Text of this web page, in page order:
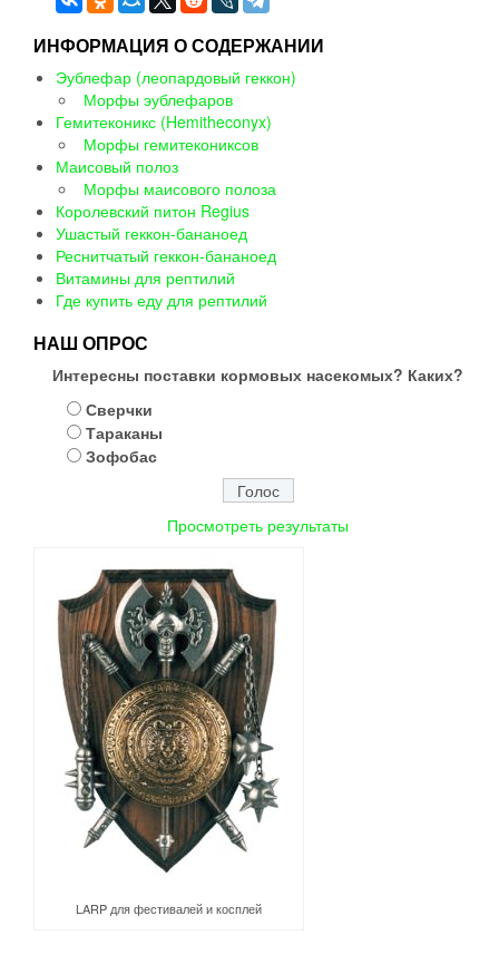
ИНФОРМАЦИЯ О СОДЕРЖАНИИ
Эублефар (леопардовый геккон)
Морфы эублефаров
Гемитеконикс (Hemitheconyx)
Морфы гемитекониксов
Маисовый полоз
Морфы маисового полоза
Королевский питон Regius
Ушастый геккон-бананоед
Реснитчатый геккон-бананоед
Витамины для рептилий
Где купить еду для рептилий
НАШ ОПРОС
Интересны поставки кормовых насекомых? Каких?
Сверчки
Тараканы
Зофобас
Просмотреть результаты
LARP для фестивалей и косплей